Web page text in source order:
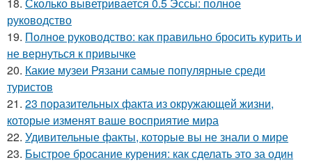
руководство
19. Полное руководство: как правильно бросить курить и
не вернуться к привычке
20. Какие музеи Рязани самые популярные среди
туристов
21. 23 поразительных факта из окружающей жизни,
которые изменят ваше восприятие мира
22. Удивительные факты, которые вы не знали о мире
23. Быстрое бросание курения: как сделать это за один